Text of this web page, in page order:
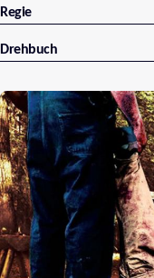
Regie
Drehbuch